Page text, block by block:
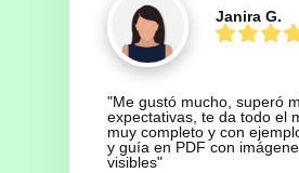
Janira G.
"Me gustó mucho, superó
expectativas, te da todo el
muy completo y con
y guía en PDF con
visibles"